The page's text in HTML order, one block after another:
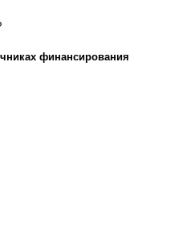
финансирования